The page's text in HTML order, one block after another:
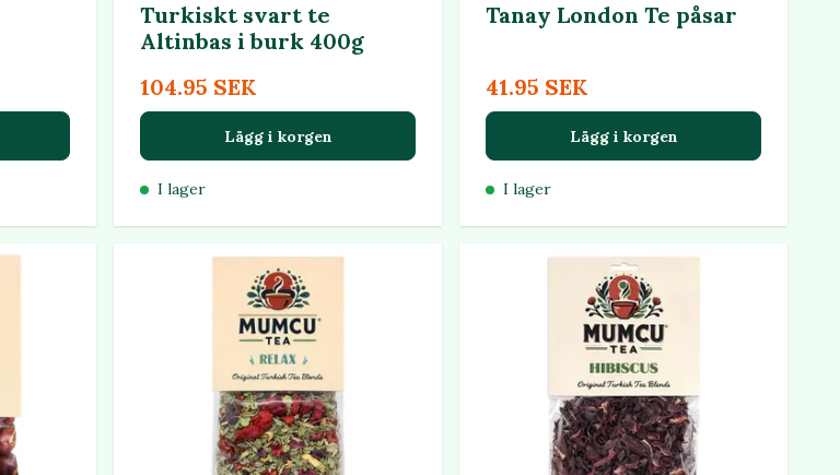
Turkiskt svart te
Altinbas i burk 400g
104.95 SEK
Lägg i korgen
I lager
Tanay London Te påsar
41.95 SEK
Lägg i korgen
I lager